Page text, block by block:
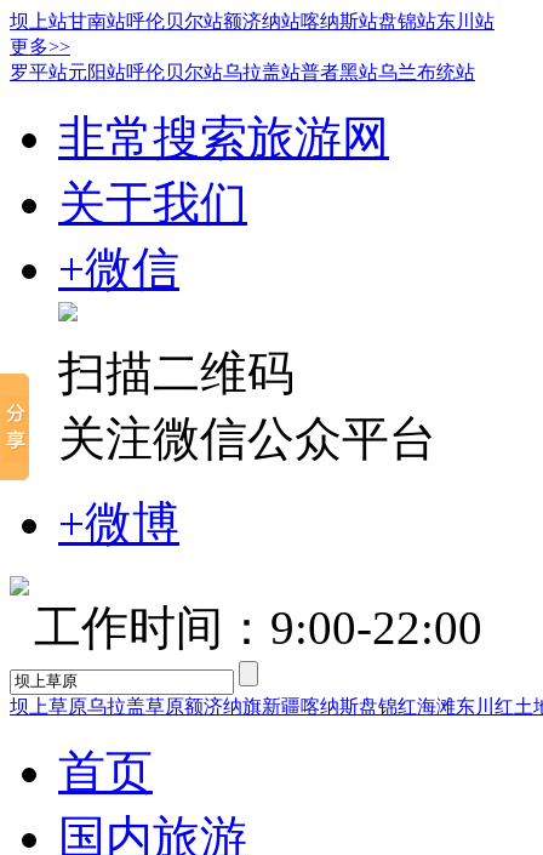
坝上站甘南站呼伦贝尔站额济纳站喀纳斯站盘锦站东川站
更多>>
罗平站元阳站呼伦贝尔站乌拉盖站普者黑站乌兰布统站
非常搜索旅游网
关于我们
+微信
扫描二维码
关注微信公众平台
+微博
工作时间：9:00-22:00
坝上草原乌拉盖草原额济纳旗新疆喀纳斯盘锦红海滩东川红土
首页
国内旅游